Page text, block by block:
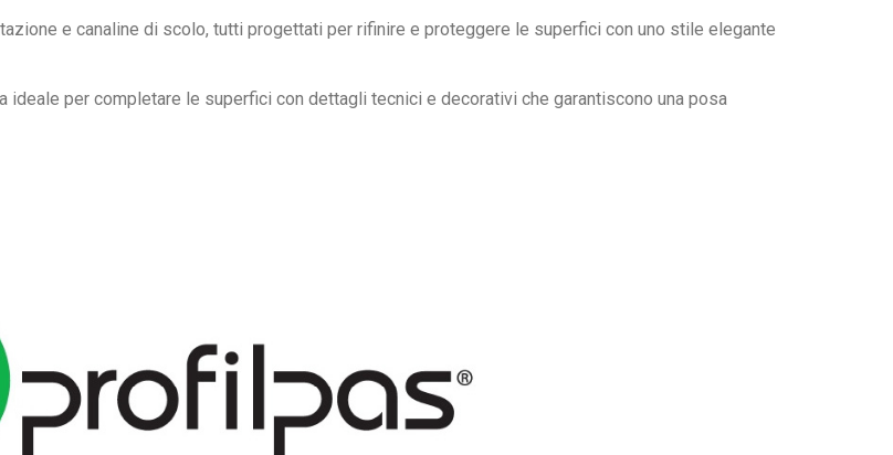
e canaline di scolo, tutti progettati per rifinire e proteggere le superfici con uno stile elegante
per completare le superfici con dettagli tecnici e decorativi che garantiscono una posa